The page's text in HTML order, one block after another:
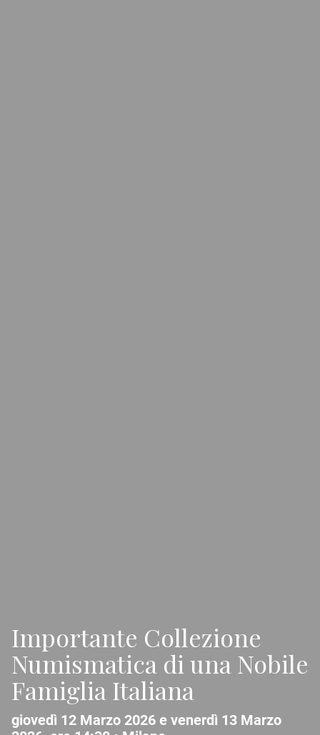
Importante Collezione
Numismatica di una Nobile
Famiglia Italiana
giovedì 12 Marzo 2026 e venerdì 13 Marzo